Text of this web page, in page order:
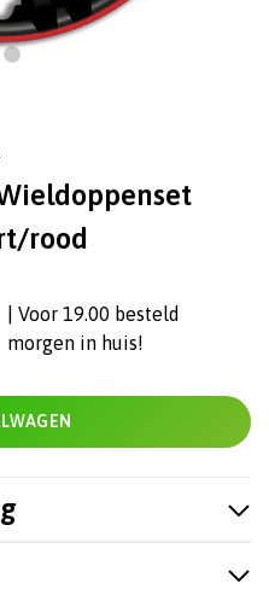
rood
| Voor 19.00 besteld
morgen in huis!